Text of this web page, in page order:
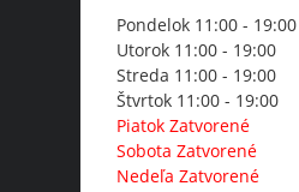
Pondelok 11:00 - 19:00
Utorok 11:00 - 19:00
Streda 11:00 - 19:00
Štvrtok 11:00 - 19:00
Piatok Zatvorené
Sobota Zatvorené
Nedeľa Zatvorené